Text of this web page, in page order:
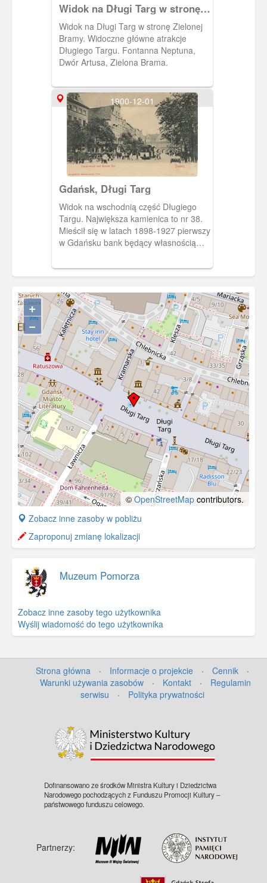
Widok na Długi Targ w stronę
Zielonej Bramy
Widok na Długi Targ w stronę Zielonej
Bramy. Widoczne główne atrakcje
Długiego Targu. Fontanna Neptuna,
Dwór Artusa, Zielona Brama.
1900-12-01
Gdańsk, Długi Targ
Widok na wschodnią część Długiego
Targu. Największa kamienica to nr 38.
Mieścił się w latach 1898-1927 pierwszy
w Gdańsku bank będący własnością
Alberta Meyera, radcy miejskiego i
konsula Hiszpanii, oraz bankiera Alberta
Gelhorna.
+
−
© OpenStreetMap contributors.
+
−
Zobacz inne zasoby w pobliżu
Zaproponuj zmianę lokalizacji
Muzeum Pomorza
Zobacz inne zasoby tego użytkownika
Wyślij wiadomość do tego użytkownika
Strona główna · Informacje o projekcie · Cennik
·
Warunki używania zasobów
· Kontakt ·
Regulamin
serwisu
· Polityka prywatności
Dofinansowano ze środków Ministra Kultury i Dziedzictwa
Narodowego pochodzących z Funduszu Promocji Kultury –
państwowego funduszu celowego.
Partnerzy: